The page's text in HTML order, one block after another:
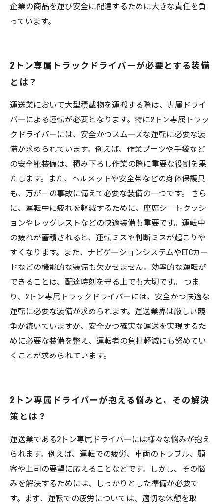
企業の商品を運び安全に配達するために大きな責任を負
っています。
2トン専属トラックドライバーが必要とする装備
とは？
運送業において大型積載物を運搬する際は、専属ドライ
バーによる運転が必要となります。特に2トン専属トラッ
クドライバーには、安全かつスムーズな運転に必要な装
備が求められています。例えば、作業ブーツや手袋など
の安全靴装備は、積み下ろし作業の際に重要な役割を果
たします。また、ヘルメットや安全帯などの身体保護具
も、万が一の事故に備えて必要な装備の一つです。 さら
に、運転中に疲れを軽減するために、座席シートクッシ
ョンやレッグレストなどの快適装備も重要です。運転中
の疲れが蓄積されると、運転ミスや判断ミスが起こりや
すくなります。また、ナビゲーションシステムやETCカー
ドなどの機能的な装備も欠かせません。効率的な運転が
できることは、配達時刻を守る上でも大切です。 つま
り、2トン専属トラックドライバーには、安全かつ快適な
運転に必要な装備が求められます。運送業界は厳しい競
争が続いていますが、安全かつ確実な運送を実現するた
めに必要な装備を整え、運転者の負担軽減にも努めてい
くことが求められています。
2トン専属ドライバーが抱える悩みと、その解決
策とは？
運送業である2トン専属ドライバーには様々な悩みが抱え
られます。例えば、運転での疲労、車両のトラブル、顧
客や上司の要望に応えることなどです。しかし、その悩
みを解決するためには、しっかりとした準備が必要で
す。まず、運転での疲労については、適切な休憩を取